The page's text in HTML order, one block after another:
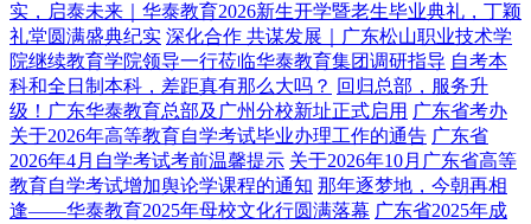
实，启泰未来｜华泰教育2026新生开学暨老生毕业典礼，丁颖
礼堂圆满盛典纪实 深化合作 共谋发展｜广东松山职业技术学
院继续教育学院领导一行莅临华泰教育集团调研指导 自考本
科和全日制本科，差距真有那么大吗？ 回归总部，服务升
级！广东华泰教育总部及广州分校新址正式启用 广东省考办
关于2026年高等教育自学考试毕业办理工作的通告 广东省
2026年4月自学考试考前温馨提示 关于2026年10月广东省高等
教育自学考试增加舆论学课程的通知 那年逐梦地，今朝再相
逢——华泰教育2025年母校文化行圆满落幕 广东省2025年成